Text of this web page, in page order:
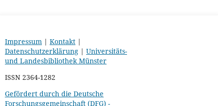
Impressum| Kontakt|
Datenschutzerklärung| Universitäts-
und Landesbibliothek Münster
ISSN 2364-1282
Gefördert durch die Deutsche
Forschungsgemeinschaft (DFG) -